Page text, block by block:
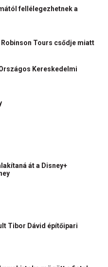
fellélegezhetnek a
Tours csődje miatt
Kereskedelmi
át a Disney+
Tibor Dávid építőipari